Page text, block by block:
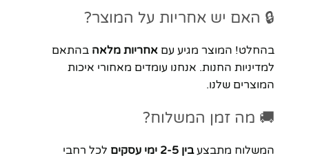
🔒 האם יש אחריות על המוצר?
בהחלט! המוצר מגיע עם אחריות מלאה בהתאם
למדיניות החנות. אנחנו עומדים מאחורי איכות
המוצרים שלנו.
🚚 מה זמן המשלוח?
המשלוח מתבצעבין 2-5 ימי עסקים
לכל רחבי